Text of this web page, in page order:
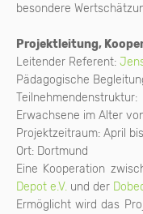
besondere
Projektleitung,
Leitender Referent:
Pädagogische
Erwachsene im Alter
Projektzeitraum: April
Ort: Dortmund
Eine Kooperation
Depot e.V. und der
Ermöglicht wird das